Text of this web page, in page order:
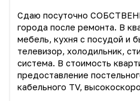
Сдаю посуточно
города после ремонта. В
мебель, кухня с посудой и
телевизор, холодильник,
система. В стоимость
предоставление
кабельного TV,